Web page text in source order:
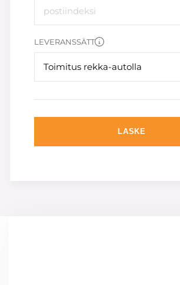
LEVERANSSÄTT
Toimitus rekka-autolla
LASKE